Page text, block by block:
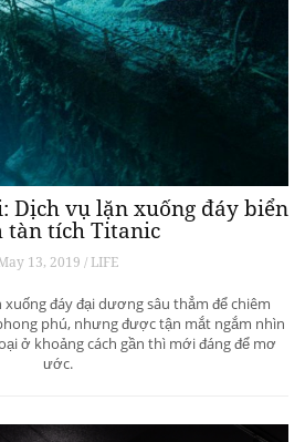
Dịch vụ lặn xuống đáy biển
tàn tích Titanic
13, 2019 / LIFE
xuống đáy đại dương sâu thẳm để chiêm
phú, nhưng được tận mắt ngắm nhìn
ở khoảng cách gần thì mới đáng để mơ
ước.